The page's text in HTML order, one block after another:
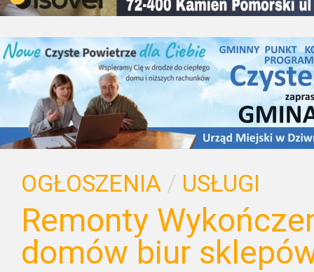
OGŁOSZENIA / USŁUGI
Remonty
domów biur